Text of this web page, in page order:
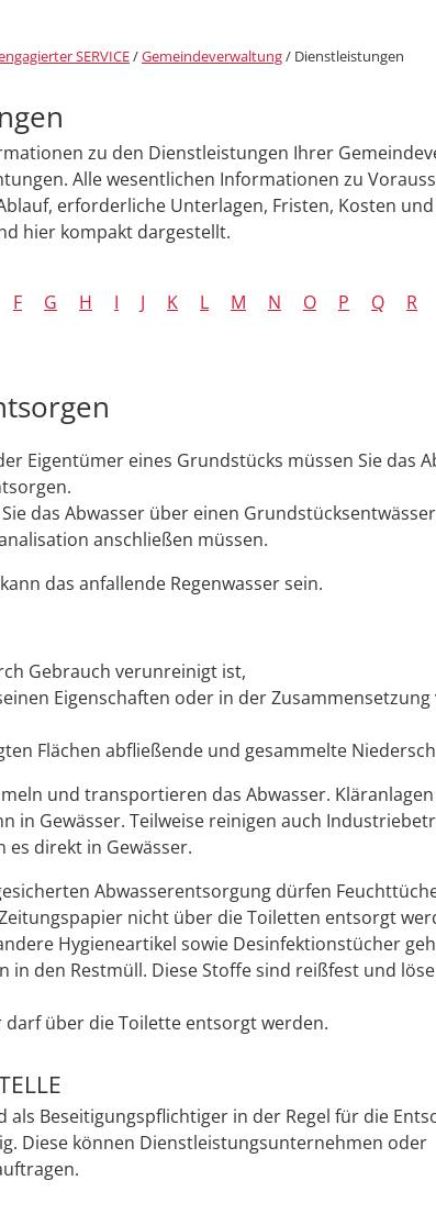
SERVICE/Gemeindeverwaltung/ Dienstleistungen
zu den Dienstleistungen Ihrer
Alle wesentlichen Informationen zu
erforderliche Unterlagen, Fristen, Kosten
hier kompakt dargestellt.
F G H I J K L M N O P Q
R
Eigentümer eines Grundstücks müssen Sie das
das Abwasser über einen
anschließen müssen.
das anfallende Regenwasser sein.
Gebrauch verunreinigt ist,
Eigenschaften oder in der
Flächen abfließende und gesammelte
und transportieren das Abwasser.
in Gewässer. Teilweise reinigen auch
es direkt in Gewässer.
Abwasserentsorgung dürfen
nicht über die Toiletten entsorgt
Hygieneartikel sowie Desinfektionstücher
in den Restmüll. Diese Stoffe sind reißfest und
über die Toilette entsorgt werden.
als Beseitigungspflichtiger in der Regel für die
Diese können Dienstleistungsunternehmen oder